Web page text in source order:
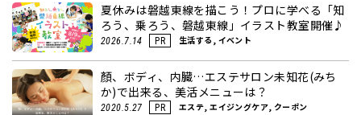
夏休みは磐越東線を描こう！プロに学べる「知
ろう、乗ろう、磐越東線」イラスト教室開催♪
2026.7.14 PR 生活する, イベント
顏、ボディ、内臓…エステサロン未知花(みち
か)で出来る、美活メニューは？
2020.5.27 PR エステ, エイジングケア, クーポン